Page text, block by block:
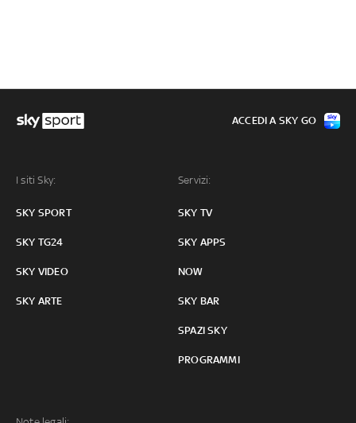
I siti Sky:
SKY SPORT
SKY TG24
SKY VIDEO
SKY ARTE
Servizi:
SKY TV
SKY APPS
NOW
SKY BAR
SPAZI SKY
PROGRAMMI
ACCEDI A SKY GO